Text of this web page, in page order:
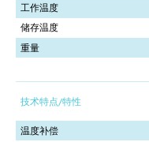
工作温度
储存温度
重量
技术特点/特性
温度补偿